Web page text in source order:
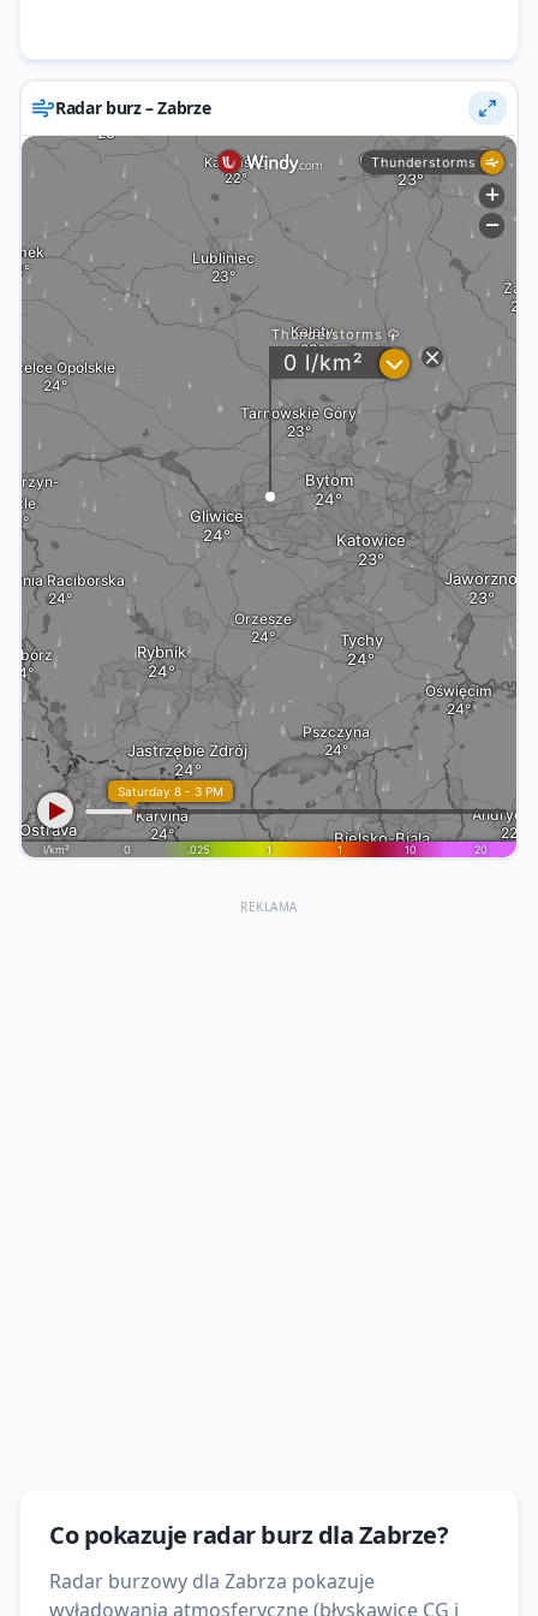
Radar burz – Zabrze
REKLAMA
Co pokazuje radar burzdlaZabrze?
Radar burzowy dla Zabrza pokazuje
wyładowania atmosferyczne (błyskawice CG i